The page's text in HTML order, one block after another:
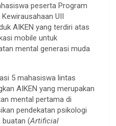
peserta Program
UII
AIKEN yang terdiri atas
mobile untuk
mental generasi muda
5 mahasiswa lintas
AIKEN yang merupakan
mental pertama di
pendekatan psikologi
buatan (Artificial